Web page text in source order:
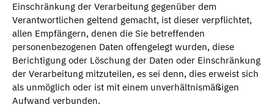
Einschränkung der Verarbeitung gegenüber dem
Verantwortlichen geltend gemacht, ist dieser verpflichtet,
allen Empfängern, denen die Sie betreffenden
personenbezogenen Daten offengelegt wurden, diese
Berichtigung oder Löschung der Daten oder Einschränkung
der Verarbeitung mitzuteilen, es sei denn, dies erweist sich
als unmöglich oder ist mit einem unverhältnismäßigen
Aufwand verbunden.